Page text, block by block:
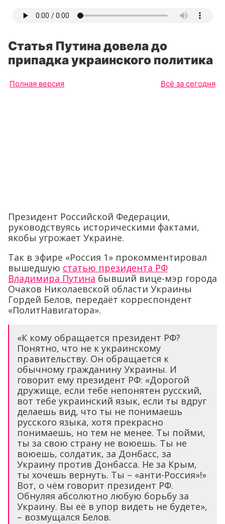
Статья Путина довела до
припадка украинского политика
Полная версия Всё за сегодня
Президент Российской Федерации,
руководствуясь историческими фактами,
якобы угрожает Украине.
Так в эфире «Россия 1» прокомментировал
вышедшую статью президента РФ
Владимира Путина бывший вице-мэр города
Очаков Николаевской области Украины
Гордей Белов, передаёт корреспондент
«ПолитНавигатора».
«К кому обращается президент РФ?
Понятно, что не к украинскому
правительству. Он обращается к
обычному гражданину Украины. И
говорит ему президент РФ: «Дорогой
дружище, если тебе непонятен русский,
вот тебе украинский язык, если ты вдруг
делаешь вид, что ты не понимаешь
русского языка, хотя прекрасно
понимаешь, но тем не менее. Ты пойми,
ты за свою страну не воюешь. Ты не
воюешь, солдатик, за Донбасс, за
Украину против Донбасса. Не за Крым,
ты хочешь вернуть. Ты – «анти-Россия»!»
Вот, о чём говорит президент РФ.
Обнуляя абсолютно любую борьбу за
Украину. Вы её в упор видеть не будете»,
– возмущался Белов.